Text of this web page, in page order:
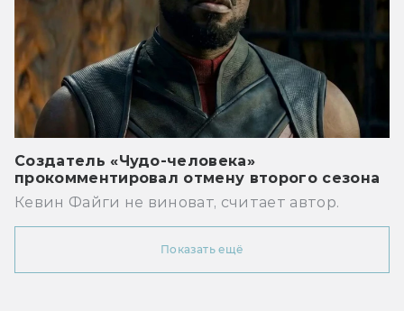
Создатель «Чудо-человека»
прокомментировал отмену второго сезона
Кевин Файги не виноват, считает автор.
Показать ещё